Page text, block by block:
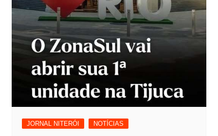
JORNAL NITERÓI NOTÍCIAS